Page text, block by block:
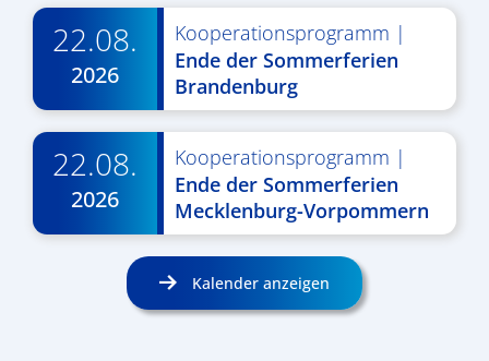
22.08.
2026
Kooperationsprogramm |
Ende der Sommerferien
Brandenburg
22.08.
2026
Kooperationsprogramm |
Ende der Sommerferien
Mecklenburg-Vorpommern
Kalender anzeigen